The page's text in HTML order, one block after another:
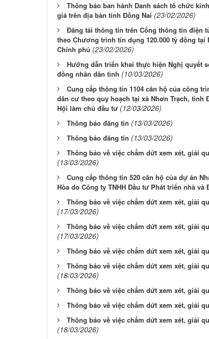
Thông báo ban hành Danh sách tổ chức
giá trên địa bàn tỉnh Đồng Nai (23/02/2026)
Đăng tải thông tin trên Cổng thông tin điện
theo Chương trình tín dụng 120.000 tỷ đồng tại
Chính phủ (23/02/2026)
Hướng dẫn triển khai thực hiện Nghị quyết
đồng nhân dân tỉnh (10/03/2026)
Cung cấp thông tin 1104 căn hộ của công
dân cư theo quy hoạch tại xã Nhơn Trạch, tỉnh
Hội làm chủ đầu tư (12/03/2026)
Thông báo đăng tin (13/03/2026)
Thông báo đăng tin (13/03/2026)
Thông báo về việc chấm dứt xem xét, giải
(13/03/2026)
Cung cấp thông tin 520 căn hộ của dự án
Hòa do Công ty TNHH Đầu tư Phát triển nhà
Thông báo về việc chấm dứt xem xét, giải
(17/03/2026)
Thông báo về việc chấm dứt xem xét, giải
(17/03/2026)
Thông báo về việc chấm dứt xem xét, giải
Thông báo về việc chấm dứt xem xét, giải
(18/03/2026)
Thông báo về việc chấm dứt xem xét, giải
Thông báo về việc chấm dứt xem xét, giải
Thông báo về việc chấm dứt xem xét, giải
(18/03/2026)